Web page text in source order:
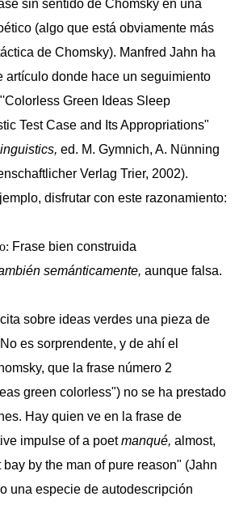
sin sentido de Chomsky en una
(algo que está obviamente más
de Chomsky). Manfred Jahn ha
artículo donde hace un seguimiento
Green Ideas Sleep
Test Case and Its Appropriations"
ed. M. Gymnich, A. Nünning
Verlag Trier, 2002).
disfrutar con este razonamiento:
Frase bien construida
semánticamente, aunque falsa.
sobre ideas verdes una pieza de
es sorprendente, y de ahí el
que la frase número 2
green colorless") no se ha prestado
Hay quien ve en la frase de
impulse of a poetmanqué, almost,
bay by the man of pure reason" (Jahn
una especie de autodescripción